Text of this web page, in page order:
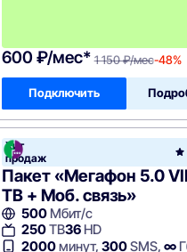
600 ₽/мес* 1 150 ₽/мес-48%
Подключить
Хит
продаж
Пакет «Мегафон 5.0
ТВ + Моб. связь»
500 Мбит/с
250ТВ36 HD
2000минут,300SMS,∞